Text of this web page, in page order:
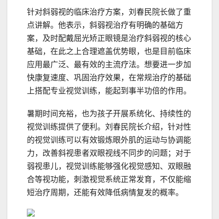
针对斜弱视的临床治疗方案，刘春民院长做了重
点讲解。他表示，斜弱视治疗有明确的基础方
案，及时配戴屈光矫正眼镜是治疗斜弱视的核心
基础，在此之上合理遮盖优势眼，也是目前临床
应用最广泛、最有效的主流疗法。想要进一步加
快康复速度、巩固治疗效果，在常规治疗的基础
上搭配专业视觉训练，能起到事半功倍的作用。
暑期时间充裕，也为孩子开展系统化、持续性的
视觉训练提供了便利。刘春民院长介绍，针对性
的视觉训练可以有效锻炼眼外肌的运动与协调能
力，改善斜视患者双眼视线不同步的问题；对于
弱视患儿，视觉训练能够强化视觉感知、双眼融
合等视功能，刺激视觉系统正常发育，不仅能缩
短治疗周期，还能有效降低病情复发的概率。